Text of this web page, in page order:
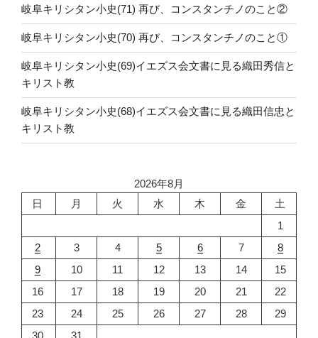
岐阜キリシタン小史(71) 再び、コンスタンチノのこと②
岐阜キリシタン小史(70) 再び、コンスタンチノのこと①
岐阜キリシタン小史(69)イエズス会文書に見る織田秀信と
キリスト教
岐阜キリシタン小史(68)イエズス会文書に見る織田信忠と
キリスト教
2026年8月
日
月 火 水 木 金
土
1
2
3 4 5 6 7
8
9
10 11 12 13 14
15
16
17 18 19 20 21
22
23
24 25 26 27 28
29
30
31